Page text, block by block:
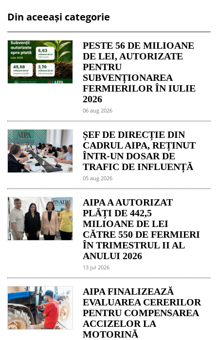
Din aceeași categorie
PESTE 56 DE MILIOANE
DE LEI, AUTORIZATE
PENTRU
SUBVENȚIONAREA
FERMIERILOR ÎN IULIE
2026
06 aug 2026
ȘEF DE DIRECȚIE DIN
CADRUL AIPA, REȚINUT
ÎNTR-UN DOSAR DE
TRAFIC DE INFLUENȚĂ
05 aug 2026
AIPA A AUTORIZAT
PLĂȚI DE 442,5
MILIOANE DE LEI
CĂTRE 550 DE FERMIERI
ÎN TRIMESTRUL II AL
ANULUI 2026
13 jul 2026
AIPA FINALIZEAZĂ
EVALUAREA CERERILOR
PENTRU COMPENSAREA
ACCIZELOR LA
MOTORINĂ